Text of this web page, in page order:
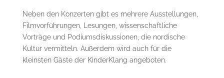
Neben den Konzerten gibt es mehrere Ausstellungen,
Filmvorführungen, Lesungen, wissenschaftliche
Vorträge und Podiumsdiskussionen, die nordische
Kultur vermitteln. Außerdem wird auch für die
kleinsten Gäste der KinderKlang angeboten.